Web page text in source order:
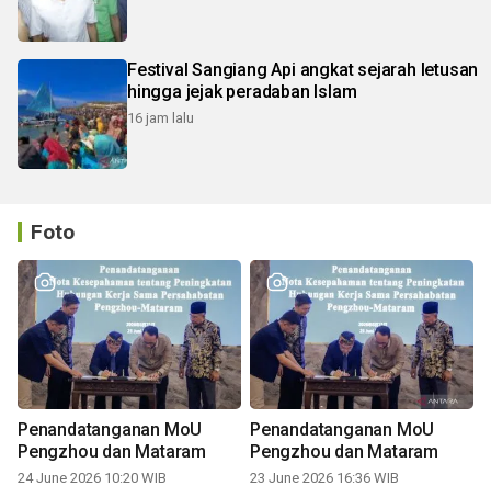
Festival Sangiang Api angkat sejarah letusan
hingga jejak peradaban Islam
16 jam lalu
Foto
Penandatanganan MoU
Pengzhou dan Mataram
24 June 2026 10:20 WIB
Penandatanganan MoU
Pengzhou dan Mataram
23 June 2026 16:36 WIB